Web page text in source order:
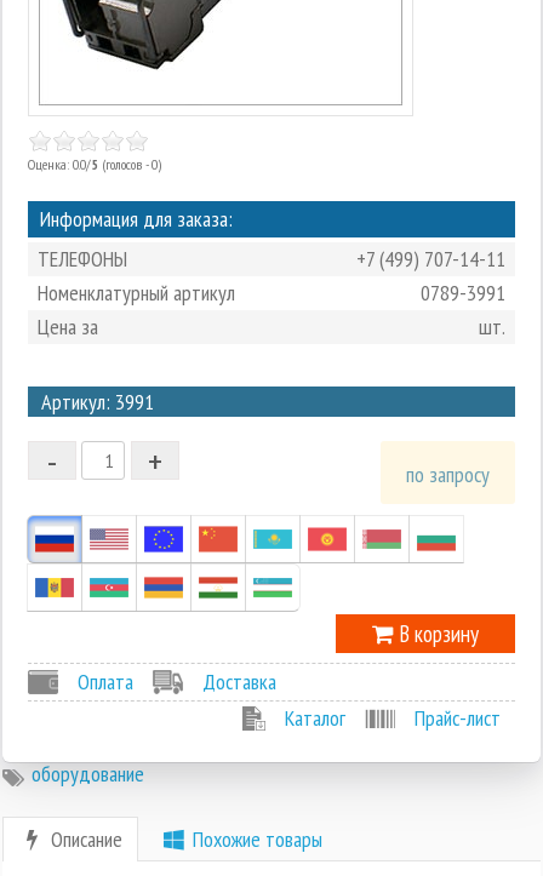
Оценка: 0.0/5 (голосов - 0)
Информация для заказа:
ТЕЛЕФОНЫ
+7 (499) 707-14-11
Номенклатурный артикул
0789-3991
Цена за
шт.
Артикул: 3991
2
1
-1
+
- по запросу
В корзину
Оплата
Доставка
Каталог
Прайс-лист
оборудование
Описание
Похожие товары